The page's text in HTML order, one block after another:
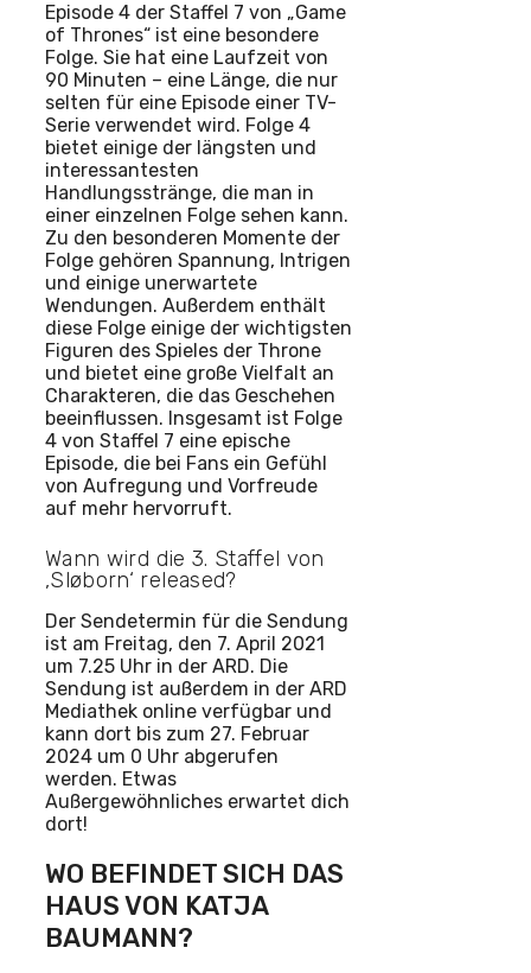
Episode 4 der Staffel 7 von „Game
of Thrones“ ist eine besondere
Folge. Sie hat eine Laufzeit von
90 Minuten – eine Länge, die nur
selten für eine Episode einer TV-
Serie verwendet wird. Folge 4
bietet einige der längsten und
interessantesten
Handlungsstränge, die man in
einer einzelnen Folge sehen kann.
Zu den besonderen Momente der
Folge gehören Spannung, Intrigen
und einige unerwartete
Wendungen. Außerdem enthält
diese Folge einige der wichtigsten
Figuren des Spieles der Throne
und bietet eine große Vielfalt an
Charakteren, die das Geschehen
beeinflussen. Insgesamt ist Folge
4 von Staffel 7 eine epische
Episode, die bei Fans ein Gefühl
von Aufregung und Vorfreude
auf mehr hervorruft.
Wann wird die 3. Staffel von
‚Sløborn‘ released?
Der Sendetermin für die Sendung
ist am Freitag, den 7. April 2021
um 7.25 Uhr in der ARD. Die
Sendung ist außerdem in der ARD
Mediathek online verfügbar und
kann dort bis zum 27. Februar
2024 um 0 Uhr abgerufen
werden. Etwas
Außergewöhnliches erwartet dich
dort!
WO BEFINDET SICH DAS
HAUS VON KATJA
BAUMANN?